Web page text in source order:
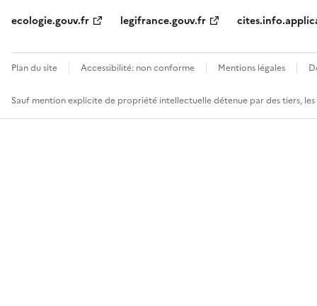
ecologie.gouv.fr
legifrance.gouv.fr
Plan du site Accessibilité: non conforme Mentions légales
Sauf mention explicite de propriété intellectuelle détenue par des tiers,